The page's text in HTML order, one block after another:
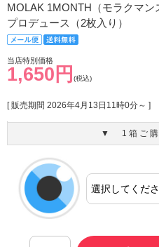
MOLAK 1MONTH（モラクマ
プロデュース（2枚入り）
当店特別価格
1,650円 (税込)
[ 販売期間 2026年4月13日11時0分～ ]
▼ 1箱ご